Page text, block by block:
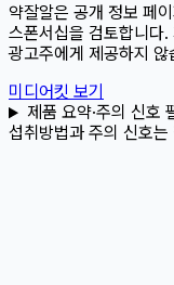
약잘알은 공개 정보 페
스폰서십을 검토합니다
광고주에게 제공하지 않
미디어킷 보기
제품 요약·주의 신호
섭취방법과 주의 신호